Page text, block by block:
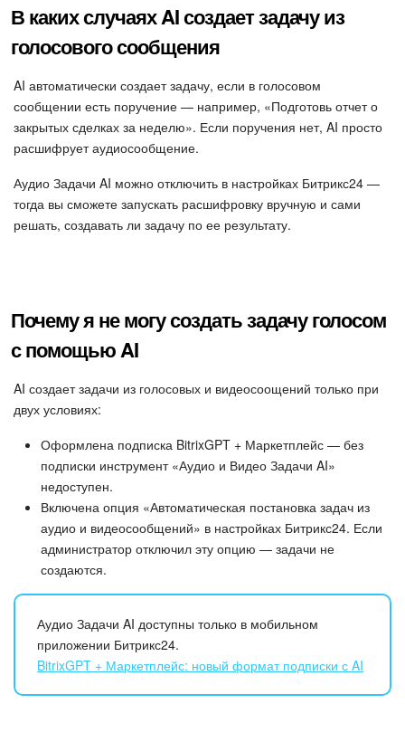
В каких случаях AI создает задачу из
голосового сообщения
AI автоматически создает задачу, если в голосовом
сообщении есть поручение — например, «Подготовь отчет о
закрытых сделках за неделю». Если поручения нет, AI просто
расшифрует аудиосообщение.
Аудио Задачи AI можно отключить в настройках Битрикс24 —
тогда вы сможете запускать расшифровку вручную и сами
решать, создавать ли задачу по ее результату.
Почему я не могу создать задачу голосом
с помощью AI
AI создает задачи из голосовых и видеосоощений только при
двух условиях:
Оформлена подписка BitrixGPT + Маркетплейс — без
подписки инструмент «Аудио и Видео Задачи AI»
недоступен.
Включена опция «Автоматическая постановка задач из
аудио и видеосообщений» в настройках Битрикс24. Если
администратор отключил эту опцию — задачи не
создаются.
Аудио Задачи AI доступны только в мобильном
приложении Битрикс24.
BitrixGPT + Маркетплейс: новый формат подписки с AI